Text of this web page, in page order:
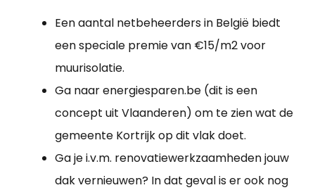
Een aantal netbeheerders in België biedt
een speciale premie van €15/m2 voor
muurisolatie.
Ga naar energiesparen.be (dit is een
concept uit Vlaanderen) om te zien wat de
gemeente Kortrijk op dit vlak doet.
Ga je i.v.m. renovatiewerkzaamheden jouw
dak vernieuwen? In dat geval is er ook nog